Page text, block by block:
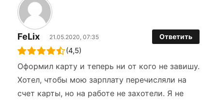
FeLix 21.05.2020, 07:35 Ответить
(4,5)
Оформил карту и теперь ни от кого не завишу.
Хотел, чтобы мою зарплату перечисляли на
счет карты, но на работе не захотели. Я не